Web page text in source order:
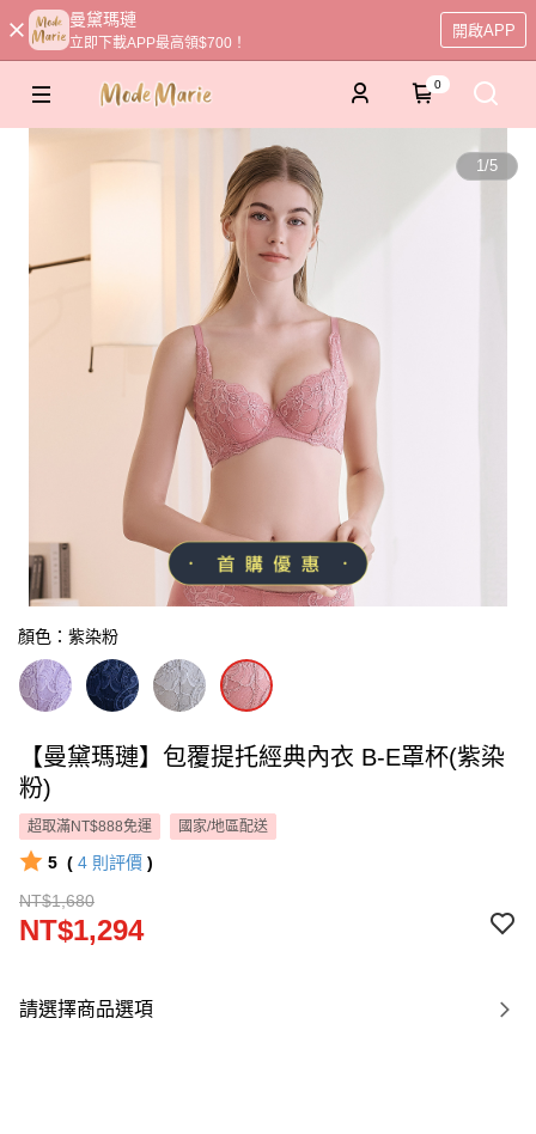
曼黛瑪璉
立即下載APP最高領$700！
開啟APP
0
1/5
顏色：紫染粉
【曼黛瑪璉】包覆提托經典內衣 B-E罩杯(紫染
粉)
超取滿NT$888免運 國家/地區配送
5 ( 4 則評價 )
NT$1,680
NT$1,294
請選擇商品選項